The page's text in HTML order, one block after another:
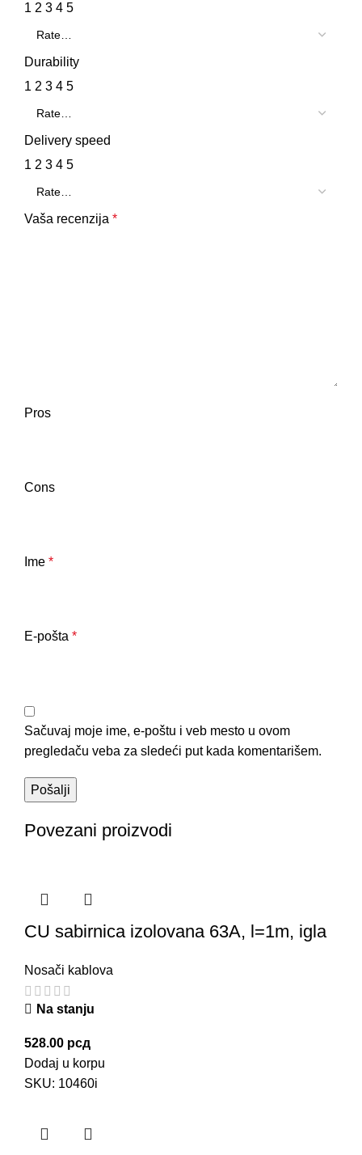
1 2 3 4 5
Durability
1 2 3 4 5
Delivery speed
1 2 3 4 5
Vaša recenzija *
Pros
Cons
Ime *
E-pošta *
Sačuvaj moje ime, e-poštu i veb mesto u ovom
pregledaču veba za sledeći put kada komentarišem.
Povezani proizvodi
CU sabirnica izolovana 63A, l=1m, igla
Nosači kablova
Na stanju
528.00 рсд
Dodaj u korpu
SKU: 10460i